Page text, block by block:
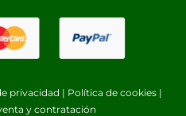
privacidad | Política de cookies |
y contratación